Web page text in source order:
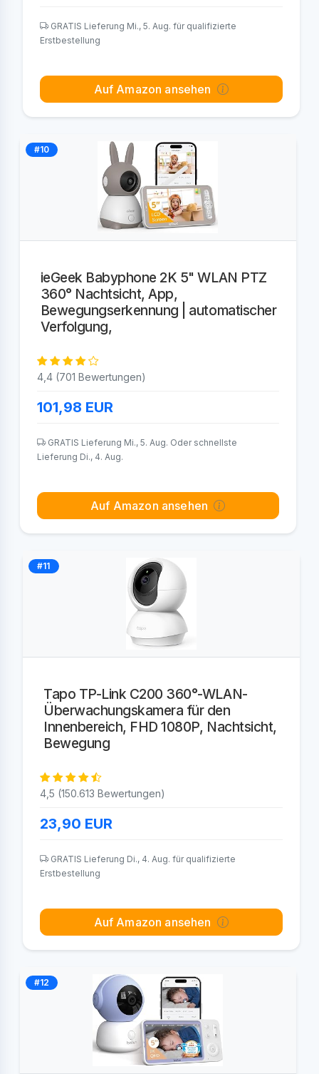
GRATIS Lieferung Mi., 5. Aug. für qualifizierte
Erstbestellung
Auf Amazon ansehen
#10
ieGeek Babyphone 2K 5" WLAN PTZ
360° Nachtsicht, App,
Bewegungserkennung | automatischer
Verfolgung,
4,4 (701 Bewertungen)
101,98 EUR
GRATIS Lieferung Mi., 5. Aug. Oder schnellste
Lieferung Di., 4. Aug.
Auf Amazon ansehen
#11
Tapo TP-Link C200 360°-WLAN-
Überwachungskamera für den
Innenbereich, FHD 1080P, Nachtsicht,
Bewegung
4,5 (150.613 Bewertungen)
23,90 EUR
GRATIS Lieferung Di., 4. Aug. für qualifizierte
Erstbestellung
Auf Amazon ansehen
#12